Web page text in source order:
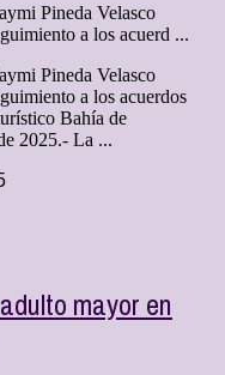
Pineda Velasco
a los acuerd ...
Pineda Velasco
a los acuerdos
Bahía de
2025.- La ...
mayor en